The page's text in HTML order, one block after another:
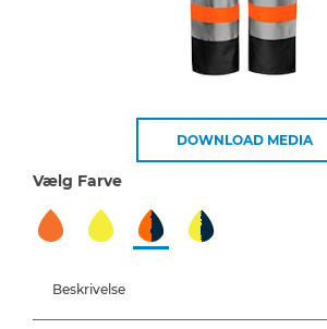
DOWNLOAD MEDIA
Vælg Farve
Beskrivelse